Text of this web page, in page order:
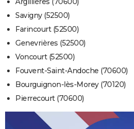
Savigny (52500)
Farincourt (52500)
Genevrières (52500)
Voncourt (52500)
Fouvent-Saint-Andoche (70600)
Bourguignon-lès-Morey (70120)
Pierrecourt (70600)